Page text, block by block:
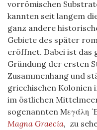
vorrömischen
kannten seit langem
ganz andere
Gebiete des später
eröffnet. Dabei ist das
Gründung der ersten
Zusammenhang und
griechischen Kolonien
im östlichen
sogenannten Μεγάλη
Magna Graecia, zu